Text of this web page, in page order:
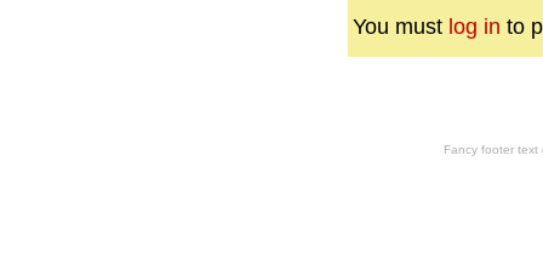
You must log in to
Fancy footer